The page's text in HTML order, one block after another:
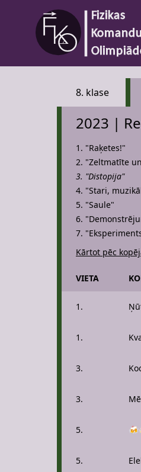
8. klase
2023 |
1. "Raķetes!"
2. "Zeltmatīte
3. "Distopija"
4. "Stari,
5. "Saule"
6.
7.
Kārtot pēc
VIETA
1.
1.
3.
3.
5.
5.